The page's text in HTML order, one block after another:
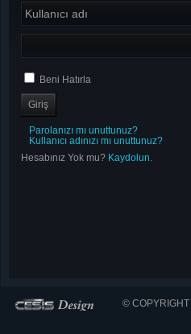
Beni Hatırla
Parolanızı mı unuttunuz?
Kullanıcı adınızı mı unuttunuz?
Hesabınız Yok mu? Kaydolun.
© COPYRIGHT